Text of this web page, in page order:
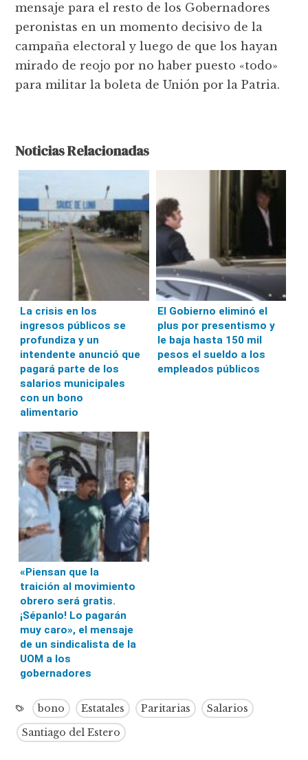
mensaje para el resto de los Gobernadores
peronistas en un momento decisivo de la
campaña electoral y luego de que los hayan
mirado de reojo por no haber puesto «todo»
para militar la boleta de Unión por la Patria.
Noticias Relacionadas
La crisis en los
ingresos públicos se
profundiza y un
intendente anunció que
pagará parte de los
salarios municipales
con un bono
alimentario
El Gobierno eliminó el
plus por presentismo y
le baja hasta 150 mil
pesos el sueldo a los
empleados públicos
«Piensan que la
traición al movimiento
obrero será gratis.
¡Sépanlo! Lo pagarán
muy caro», el mensaje
de un sindicalista de la
UOM a los
gobernadores
bono Estatales Paritarias
Salarios
Santiago del Estero